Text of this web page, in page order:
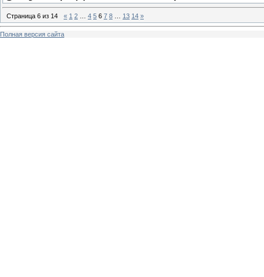
Страница 6 из 14 « 1 2 4 5 6 7 8 13 14 »
Полная версия сайта